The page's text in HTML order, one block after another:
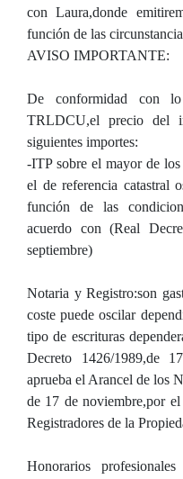
con Laura,donde
función de las
AVISO IMPORTANTE:
De conformidad con
TRLDCU,el precio del
siguientes importes:
-ITP sobre el mayor de
el de referencia catastral
función de las
acuerdo con (Real
septiembre)
Notaria y Registro:son
coste puede oscilar
tipo de escrituras
Decreto 1426/1989,de
aprueba el Arancel de los
de 17 de noviembre,por
Registradores de la
Honorarios